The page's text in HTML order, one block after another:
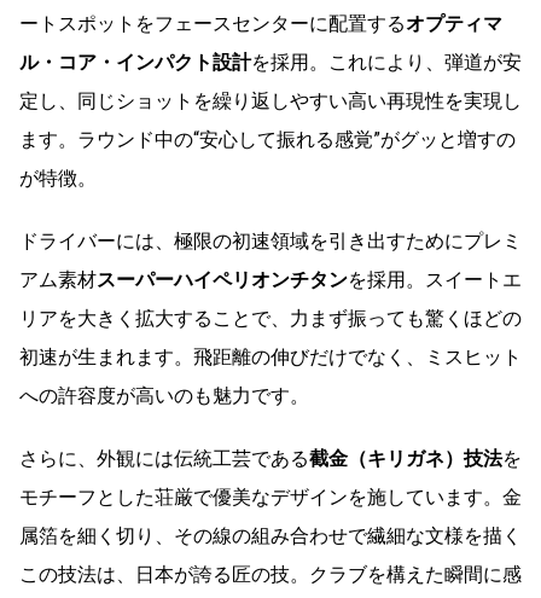
ートスポットをフェースセンターに配置するオプティマ
ル・コア・インパクト設計を採用。これにより、弾道が安
定し、同じショットを繰り返しやすい高い再現性を実現し
ます。ラウンド中の“安心して振れる感覚”がグッと増すの
が特徴。
ドライバーには、極限の初速領域を引き出すためにプレミ
アム素材スーパーハイペリオンチタンを採用。スイートエ
リアを大きく拡大することで、力まず振っても驚くほどの
初速が生まれます。飛距離の伸びだけでなく、ミスヒット
への許容度が高いのも魅力です。
さらに、外観には伝統工芸である截金（キリガネ）技法を
モチーフとした荘厳で優美なデザインを施しています。金
属箔を細く切り、その線の組み合わせで繊細な文様を描く
この技法は、日本が誇る匠の技。クラブを構えた瞬間に感